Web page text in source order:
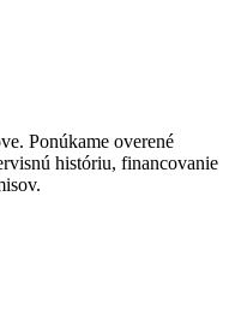
Ponúkame overené
históriu, financovanie